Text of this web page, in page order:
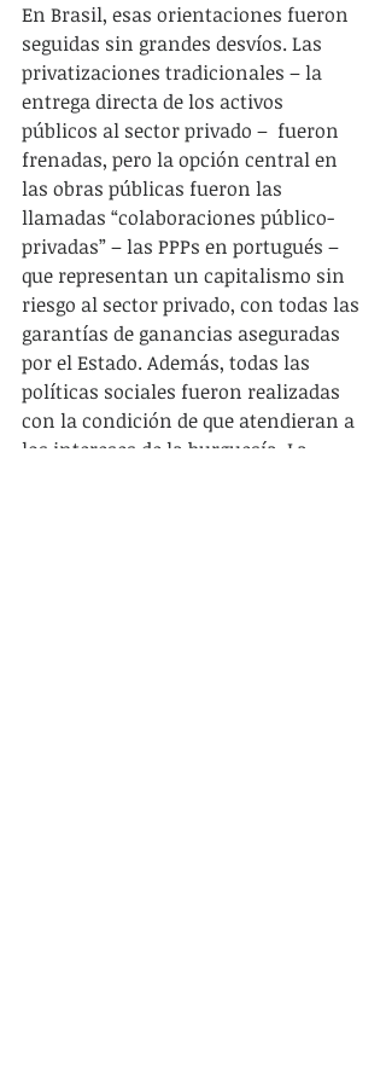
En Brasil, esas orientaciones fueron
seguidas sin grandes desvíos. Las
privatizaciones tradicionales – la
entrega directa de los activos
públicos al sector privado –  fueron
frenadas, pero la opción central en
las obras públicas fueron las
llamadas “colaboraciones público-
privadas” – las PPPs en portugués –
que representan un capitalismo sin
riesgo al sector privado, con todas las
garantías de ganancias aseguradas
por el Estado. Además, todas las
políticas sociales fueron realizadas
con la condición de que atendieran a
los intereses de la burguesía. La